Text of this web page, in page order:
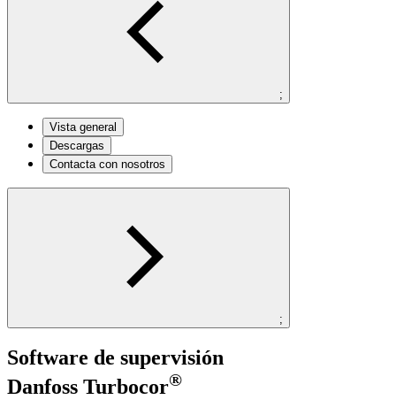
;
Vista general
Descargas
Contacta con nosotros
;
Software de supervisión
Danfoss Turbocor®